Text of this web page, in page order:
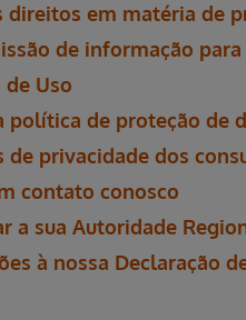
direitos em matéria de
de informação para
de Uso
política de proteção de
de privacidade dos
contato conosco
a sua Autoridade
à nossa Declaração